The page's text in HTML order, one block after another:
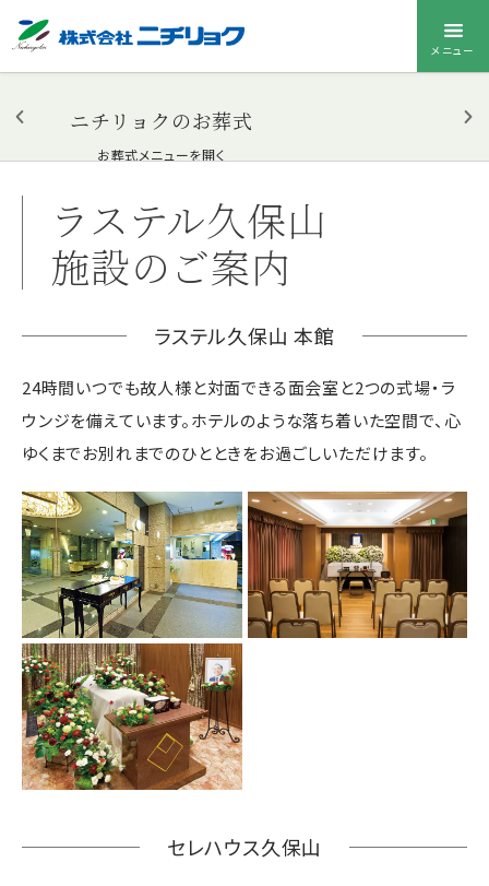
メニュー
ニチリョクのお葬式
お葬式メニューを開く
ラステル久保山
施設のご案内
ラステル久保山 本館
24時間いつでも故人様と対面できる面会室と2つの式場・ラ
ウンジを備えています。ホテルのような落ち着いた空間で、心
ゆくまでお別れまでのひとときをお過ごしいただけます。
セレハウス久保山